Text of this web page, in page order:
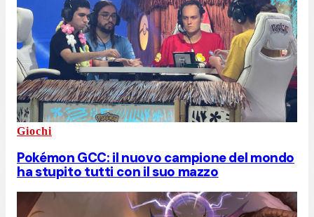
Giochi
Pokémon GCC: il nuovo campione del mondo
ha stupito tutti con il suo mazzo